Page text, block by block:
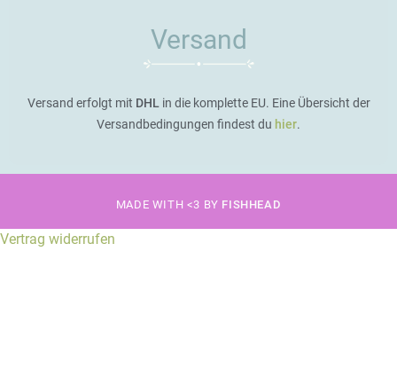
Versand
Versand erfolgt mit DHL in die komplette EU. Eine Übersicht der
Versandbedingungen findest du hier.
MADE WITH <3 BY FISHHEAD
Vertrag widerrufen